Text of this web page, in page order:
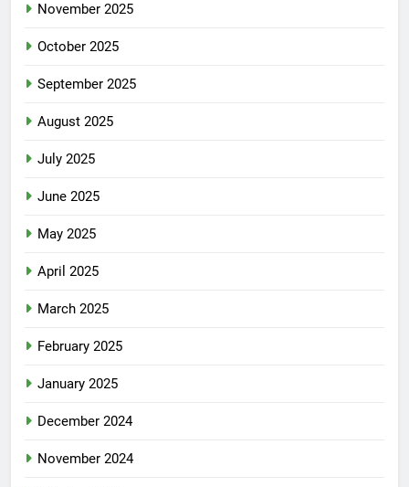
November 2025
October 2025
September 2025
August 2025
July 2025
June 2025
May 2025
April 2025
March 2025
February 2025
January 2025
December 2024
November 2024